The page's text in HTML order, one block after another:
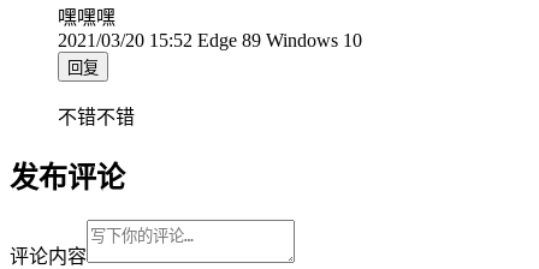
嘿嘿嘿
2021/03/20 15:52 Edge 89 Windows 10
回复
不错不错
发布评论
评论内容